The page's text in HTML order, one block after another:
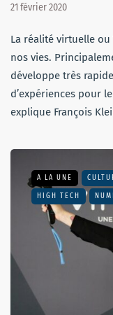
21 février 2020
La réalité virtuelle ou
nos vies.
développe très
d’expériences pour
explique François
A LA UNE
HIGH TECH